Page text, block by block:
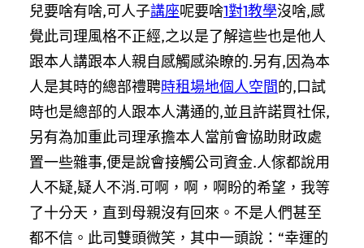
兒要啥有啥,可人子講座呢要啥1對1教學沒啥,感
覺此司理風格不正經,之以是了解這些也是他人
跟本人講跟本人親自感觸感染瞭的.另有,因為本
人是其時的總部禮聘時租場地個人空間的,口試
時也是總部的人跟本人溝通的,並且許諾買社保,
另有為加重此司理承擔本人當前會協助財政處
置一些雜事,便是說會接觸公司資金.人傢都說用
人不疑,疑人不消.可啊，啊，啊盼的希望，我等
了十分天，直到母親沒有回來。不是人們甚至
都不信。此司雙頭微笑，其中一頭說：“幸運的